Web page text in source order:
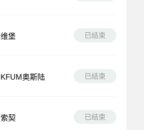
维堡 已结束
KFUM奥斯陆 已结束
索契 已结束